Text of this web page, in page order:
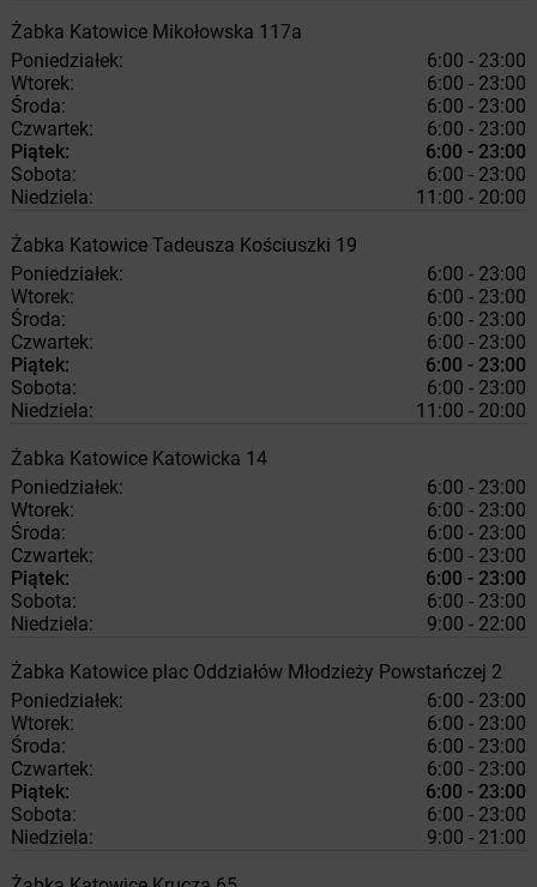
Żabka Katowice Mikołowska 117a
Poniedziałek:
6:00 - 23:00
Wtorek:
6:00 - 23:00
Środa:
6:00 - 23:00
Czwartek:
6:00 - 23:00
Piątek:
6:00 - 23:00
Sobota:
6:00 - 23:00
Niedziela:
11:00 - 20:00
Żabka Katowice Tadeusza Kościuszki 19
Poniedziałek:
6:00 - 23:00
Wtorek:
6:00 - 23:00
Środa:
6:00 - 23:00
Czwartek:
6:00 - 23:00
Piątek:
6:00 - 23:00
Sobota:
6:00 - 23:00
Niedziela:
11:00 - 20:00
Żabka Katowice Katowicka 14
Poniedziałek:
6:00 - 23:00
Wtorek:
6:00 - 23:00
Środa:
6:00 - 23:00
Czwartek:
6:00 - 23:00
Piątek:
6:00 - 23:00
Sobota:
6:00 - 23:00
Niedziela:
9:00 - 22:00
Żabka Katowice plac Oddziałów Młodzieży Powstańczej 2
Poniedziałek:
6:00 - 23:00
Wtorek:
6:00 - 23:00
Środa:
6:00 - 23:00
Czwartek:
6:00 - 23:00
Piątek:
6:00 - 23:00
Sobota:
6:00 - 23:00
Niedziela:
9:00 - 21:00